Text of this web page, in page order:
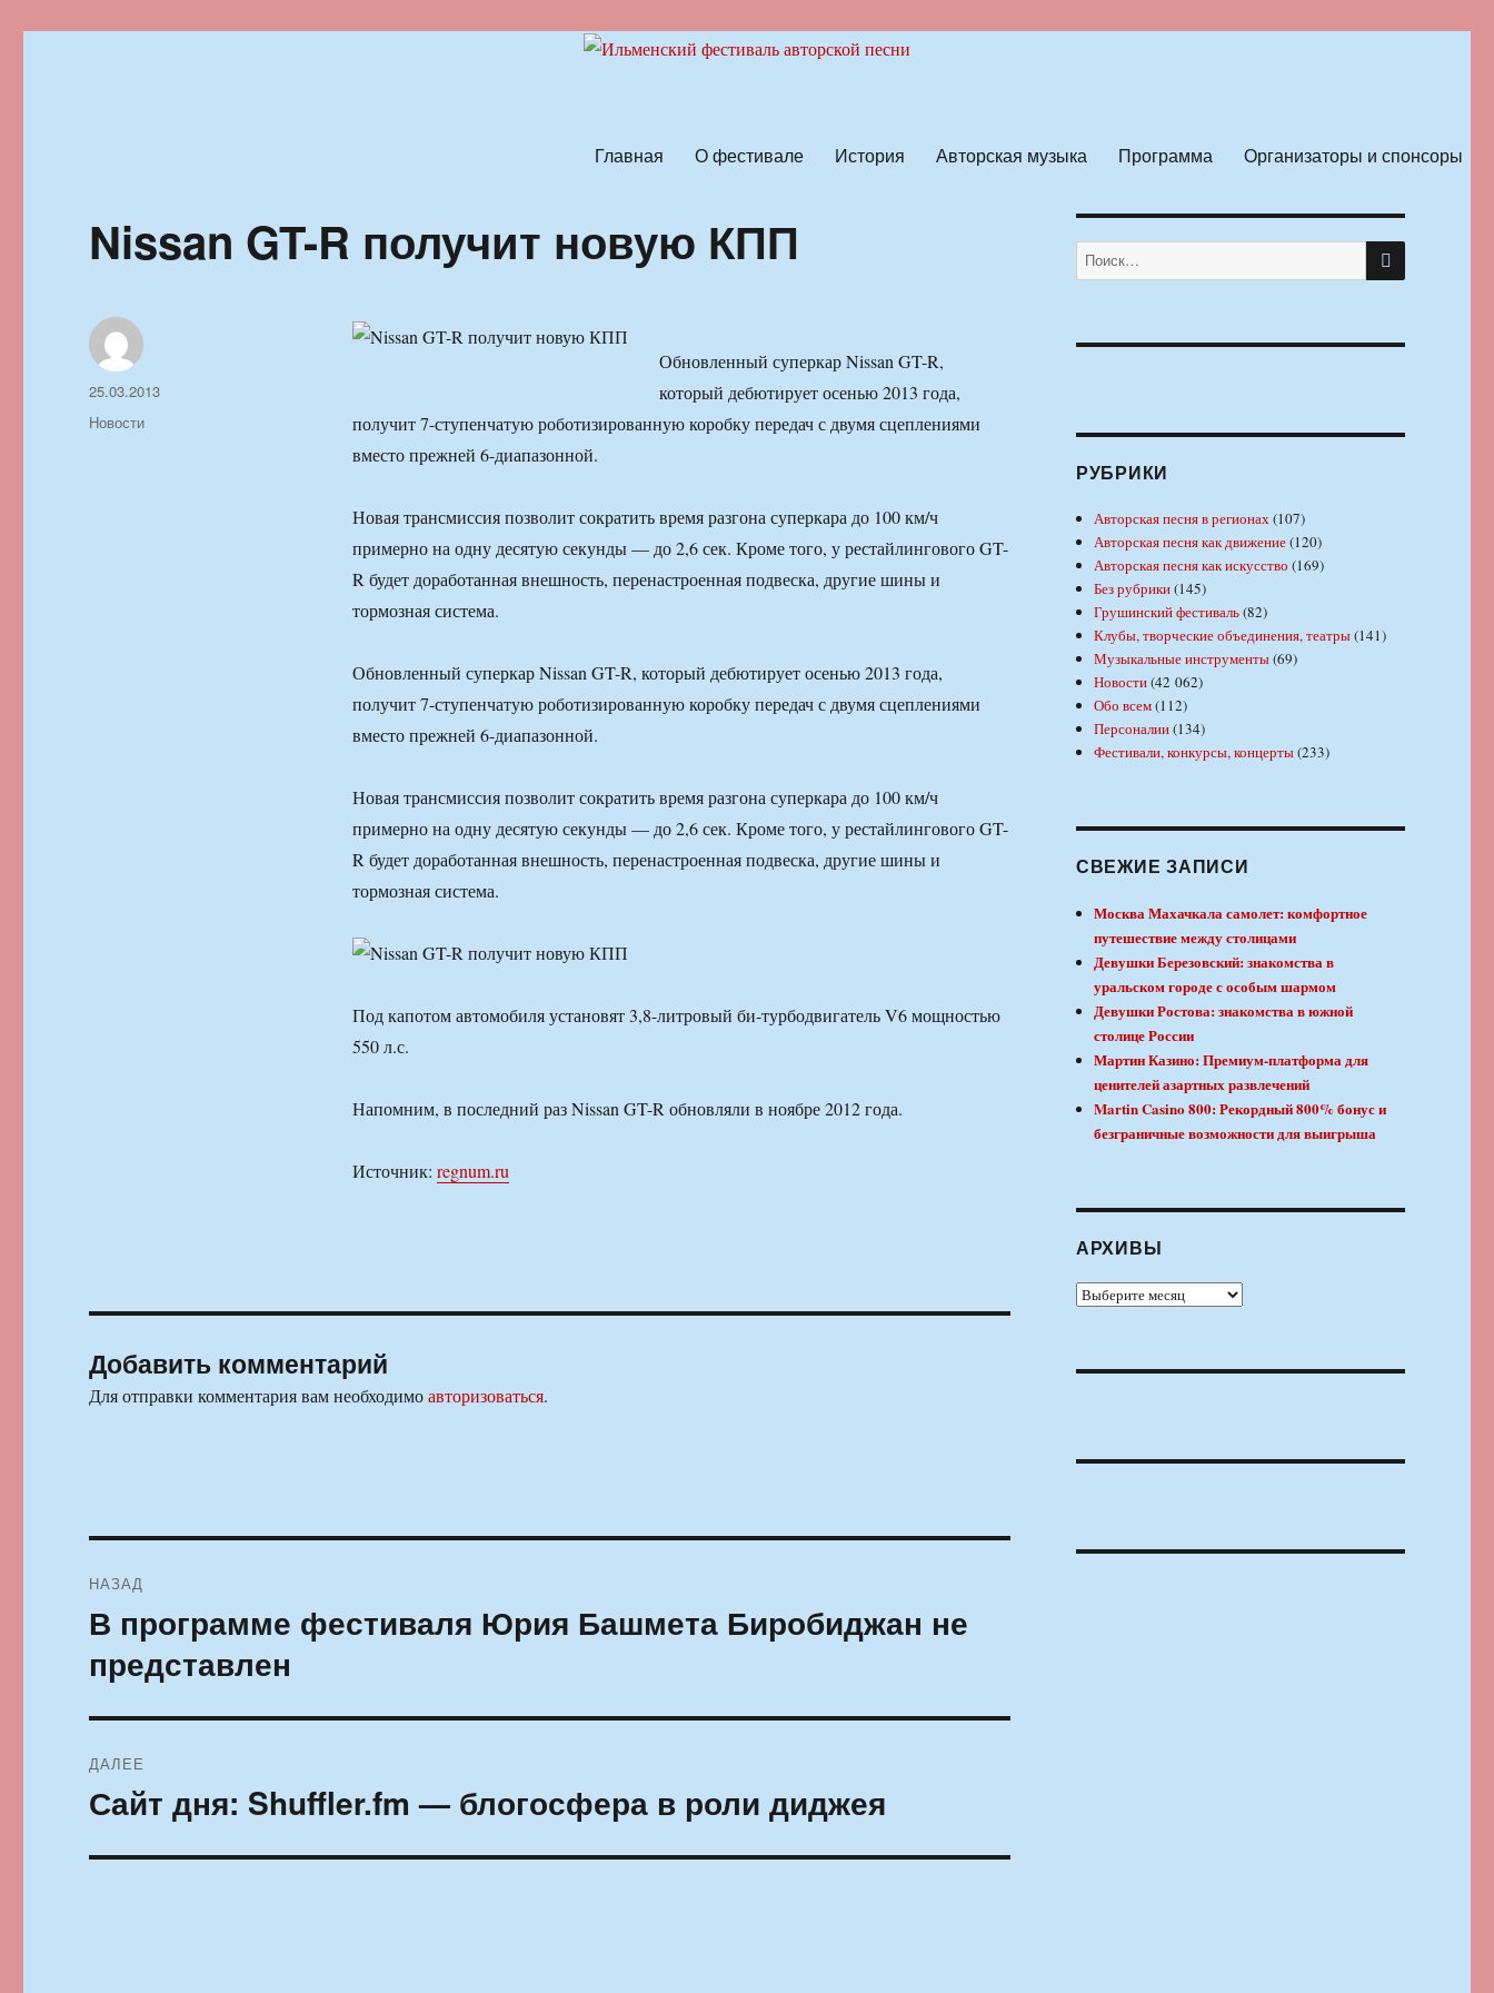
Главная О фестивале История Авторская музыка Программа Организаторы и спонсоры
Nissan GT-R получит новую КПП
Обновленный суперкар Nissan GT-R,
который дебютирует осенью 2013 года,
получит 7-ступенчатую роботизированную коробку передач с двумя сцеплениями
вместо прежней 6-диапазонной.
Новая трансмиссия позволит сократить время разгона суперкара до 100 км/ч
примерно на одну десятую секунды — до 2,6 сек. Кроме того, у рестайлингового GT-
R будет доработанная внешность, перенастроенная подвеска, другие шины и
тормозная система.
Обновленный суперкар Nissan GT-R, который дебютирует осенью 2013 года,
получит 7-ступенчатую роботизированную коробку передач с двумя сцеплениями
вместо прежней 6-диапазонной.
Новая трансмиссия позволит сократить время разгона суперкара до 100 км/ч
примерно на одну десятую секунды — до 2,6 сек. Кроме того, у рестайлингового GT-
R будет доработанная внешность, перенастроенная подвеска, другие шины и
тормозная система.
Под капотом автомобиля установят 3,8-литровый би-турбодвигатель V6 мощностью
550 л.с.
Напомним, в последний раз Nissan GT-R обновляли в ноябре 2012 года.
Источник: regnum.ru
Автор
Опубликовано
25.03.2013
Рубрики
Новости
Добавить комментарий
Для отправки комментария вам необходимоавторизоваться.
по
записям
НАЗАД
Предыдущая
запись:
В программе фестиваля Юрия Башмета Биробиджан не
представлен
ДАЛЕЕ
Следующая
Сайт дня: Shuffler.fm — блогосфера в роли диджея
Искать: ПОИСК
РУБРИКИ
Авторская песня в регионах(107)
Авторская песня как движение(120)
Авторская песня как искусство (169)
Без рубрики(145)
Грушинский фестиваль(82)
Клубы, творческие объединения, театры(141)
Музыкальные инструменты(69)
Новости(42 062)
Обо всем(112)
Персоналии(134)
Фестивали, конкурсы, концерты(233)
СВЕЖИЕ ЗАПИСИ
Москва Махачкала самолет: комфортное
путешествие между столицами
Девушки Березовский: знакомства в
уральском городе с особым шармом
Девушки Ростова: знакомства в южной
столице России
Мартин Казино: Премиум-платформа для
ценителей азартных развлечений
Martin Casino 800: Рекордный 800% бонус и
безграничные возможности для выигрыша
АРХИВЫ
Архивы